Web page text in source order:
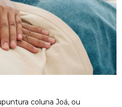
coluna Joá, ou